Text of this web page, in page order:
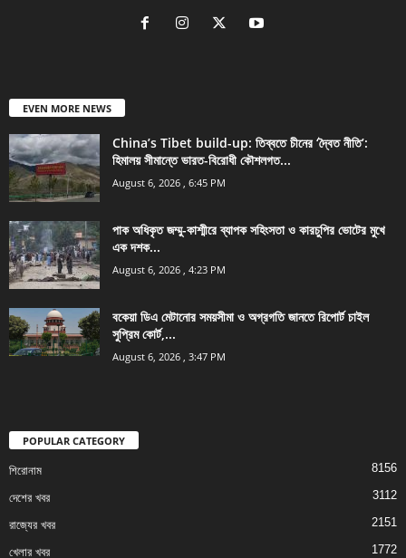
EVEN MORE NEWS
China’s Tibet build-up: তিব্বতে চীনের ‘দ্বৈত নীতি’:
হিমালয় সীমান্তে ভারত-বিরোধী কৌশলগত...
August 6, 2026 , 6:45 PM
পাক অধিকৃত জম্মু-কাশ্মীরে ব্যাপক সহিংসতা ও কারচুপির ভোটের মুখে
এক দশক...
August 6, 2026 , 4:23 PM
বকেয়া ডিএ মেটানোর সময়সীমা ও অগ্রগতি জানতে রিপোর্ট চাইল
সুপ্রিম কোর্ট,...
August 6, 2026 , 3:47 PM
POPULAR CATEGORY
শিরোনাম 8156
দেশের খবর 3112
রাজ্যের খবর 2151
খেলার খবর 1772